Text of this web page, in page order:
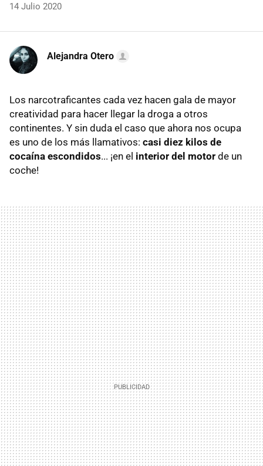
14 Julio 2020
Alejandra Otero
Los narcotraficantes cada vez hacen gala de mayor
creatividad para hacer llegar la droga a otros
continentes. Y sin duda el caso que ahora nos ocupa
es uno de los más llamativos: casi diez kilos de
cocaína escondidos... ¡en el interior del motor de un
coche!